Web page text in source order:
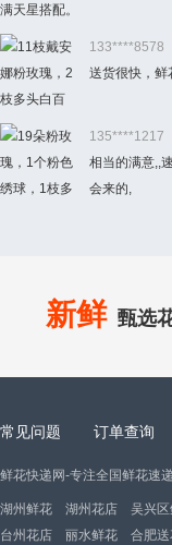
133****8578
送货很快，鲜
135****1217
相当的满意,,
会来的,
新鲜 甄选
常见问题 订单查询
鲜花快递网-专注全国鲜花速
湖州鲜花 湖州花店 吴兴
台州花店
丽水鲜花 合肥